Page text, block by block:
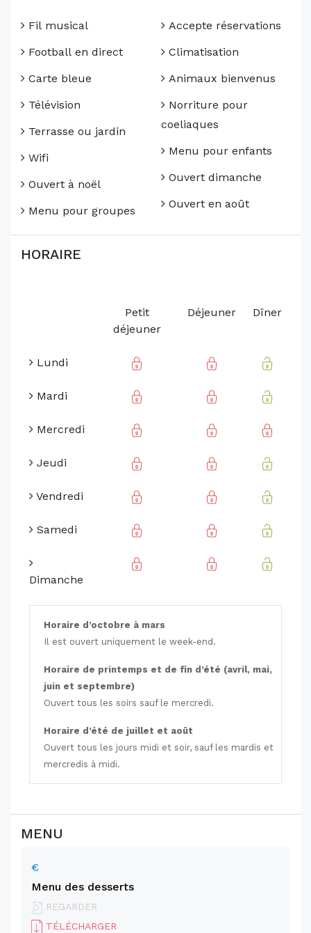
Fil musical
Football en direct
Carte bleue
Télévision
Terrasse ou jardin
Wifi
Ouvert à noël
Menu pour groupes
Accepte réservations
Climatisation
Animaux bienvenus
Norriture pour
coeliaques
Menu pour enfants
Ouvert dimanche
Ouvert en août
HORAIRE
Petit
déjeuner
Déjeuner Dîner
Lundi
Mardi
Mercredi
Jeudi
Vendredi
Samedi
Dimanche
Horaire d’octobre à mars
Il est ouvert uniquement le week-end.
Horaire de printemps et de fin d’été (avril, mai,
juin et septembre)
Ouvert tous les soirs sauf le mercredi.
Horaire d’été de juillet et août
Ouvert tous les jours midi et soir, sauf les mardis et
mercredis à midi.
MENU
€
Menu des desserts
REGARDER
TÉLÉCHARGER